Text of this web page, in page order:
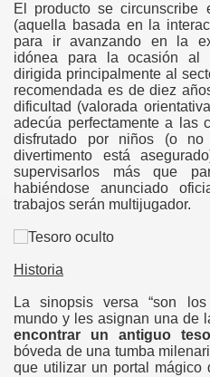
El producto se circunscribe
(aquella basada en la
para ir avanzando en la
idónea para la ocasión al
dirigida principalmente al
recomendada es de diez
dificultad (valorada
adecúa perfectamente a las
disfrutado por niños (o
divertimento está
supervisarlos más que
habiéndose anunciado
trabajos serán multijugador.
Historia
La sinopsis versa “son
mundo y les asignan una de
encontrar un antiguo
bóveda de una tumba
que utilizar un portal mágico